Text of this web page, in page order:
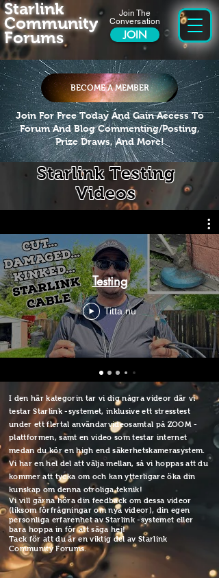
Join The
Conversation
JOIN
Starlink
Community
Forums
BECOME A MEMBER
Join For Free Today And Gain Access To
Forum And Blog Commenting/Posting,
Prize Draws, And More!
Starlink Testing
Videos
Testing
Titta nu
I den här kategorin tar vi dig några videor där vi
testar Starlink -systemet, inklusive ett stresstest
under ett flertal användarvideosamtal på ZOOM -
plattformen, samt en video som testar internet
medan du kör en high end säkerhetskamerasystem.
Vi har en hel del att välja mellan, så vi hoppas att du
kommer att tycka om och kan ytterligare öka din
kunskap om denna otroliga teknik!
Vi vill gärna höra din feedback om dessa videor
(liksom förfrågningar om nya videor), din egen
personliga erfarenhet av Starlink -systemet eller
bara hoppa in för att säga hej!
Tack för att du är en viktig del av Starlink
Community Forums.